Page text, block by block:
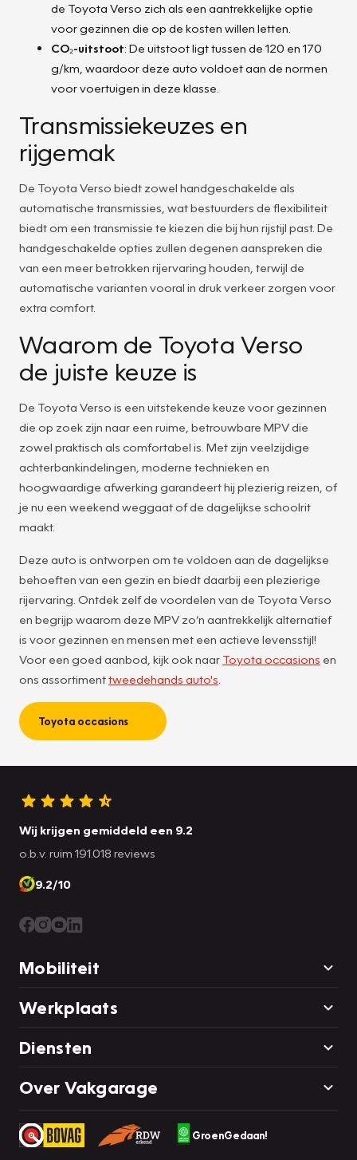
de Toyota Verso zich als een aantrekkelijke optie
voor gezinnen die op de kosten willen letten.
CO₂-uitstoot: De uitstoot ligt tussen de 120 en 170
g/km, waardoor deze auto voldoet aan de normen
voor voertuigen in deze klasse.
Transmissiekeuzes en
rijgemak
De Toyota Verso biedt zowel handgeschakelde als
automatische transmissies, wat bestuurders de flexibiliteit
biedt om een transmissie te kiezen die bij hun rijstijl past. De
handgeschakelde opties zullen degenen aanspreken die
van een meer betrokken rijervaring houden, terwijl de
automatische varianten vooral in druk verkeer zorgen voor
extra comfort.
Waarom de Toyota Verso
de juiste keuze is
De Toyota Verso is een uitstekende keuze voor gezinnen
die op zoek zijn naar een ruime, betrouwbare MPV die
zowel praktisch als comfortabel is. Met zijn veelzijdige
achterbankindelingen, moderne technieken en
hoogwaardige afwerking garandeert hij plezierig reizen, of
je nu een weekend weggaat of de dagelijkse schoolrit
maakt.
Deze auto is ontworpen om te voldoen aan de dagelijkse
behoeften van een gezin en biedt daarbij een plezierige
rijervaring. Ontdek zelf de voordelen van de Toyota Verso
en begrijp waarom deze MPV zo’n aantrekkelijk alternatief
is voor gezinnen en mensen met een actieve levensstijl!
Voor een goed aanbod, kijk ook naar Toyota occasions en
ons assortimenttweedehands auto's
Toyota occasions
Wij krijgen gemiddeld een 9.2
o.b.v. ruim 191.018 reviews
9.2/10
Mobiliteit
Werkplaats
Diensten
Over Vakgarage
GroenGedaan!